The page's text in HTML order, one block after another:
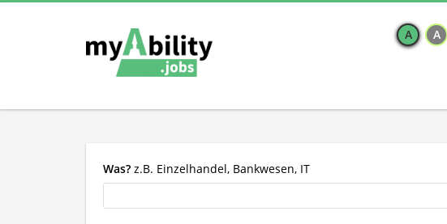
A A
Was? z.B. Einzelhandel, Bankwesen, IT